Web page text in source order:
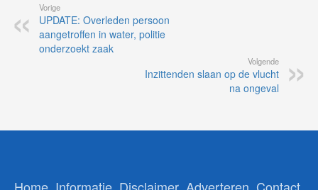
Vorige
UPDATE: Overleden persoon
aangetroffen in water, politie
onderzoekt zaak
Volgende
Inzittenden slaan op de vlucht
na ongeval